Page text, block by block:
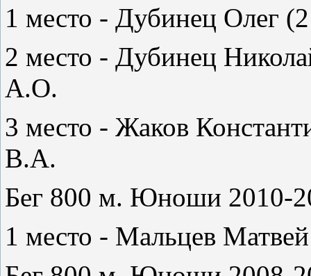
1 место - Дубинец Олег
2 место - Дубинец
А.О.
3 место - Жаков
В.А.
Бег 800 м. Юноши 2010-
1 место - Мальцев